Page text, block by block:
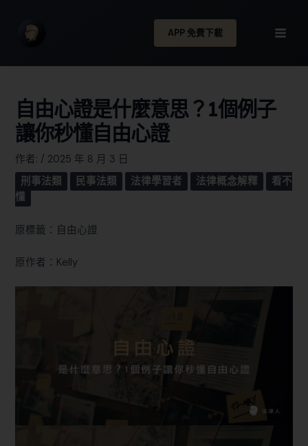
APP 免費下載
自由心證是什麼意思？1個例子
讓你秒懂自由心證
作者: / 2025 年 8 月 3 日
刑事法類
民事法類 法律學習者 法律概念解釋
看不
懂
原標籤：自由心證
原作者：Kelly